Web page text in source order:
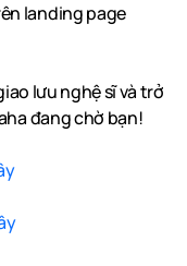
landing page
lưu nghệ sĩ và trở
đang chờ bạn!